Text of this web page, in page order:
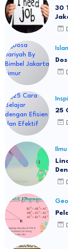
30
25